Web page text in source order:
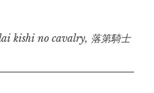
kishi no cavalry, 落第騎士